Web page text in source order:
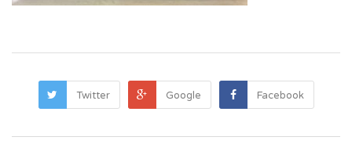
Twitter Google Facebook